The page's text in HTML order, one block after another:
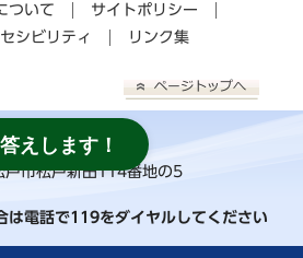
ついて
サイトポリシー
シビリティ
リンク集
市松戸新田114番地の5
は電話で119をダイヤルしてください
えします！